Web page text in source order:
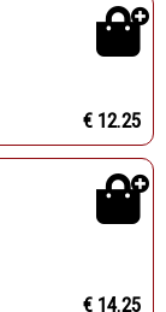
€ 12.25
€ 14.25